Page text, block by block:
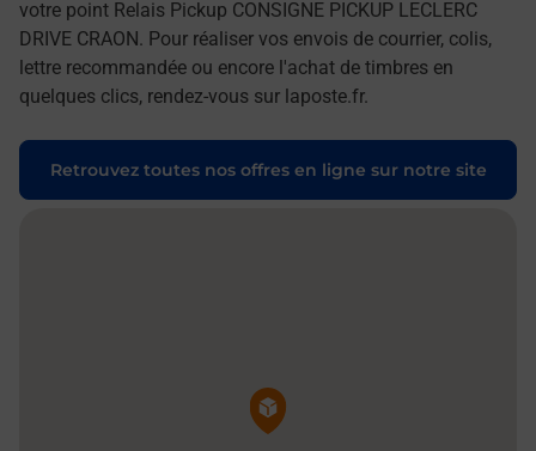
votre point Relais Pickup CONSIGNE PICKUP LECLERC
DRIVE CRAON. Pour réaliser vos envois de courrier, colis,
lettre recommandée ou encore l'achat de timbres en
quelques clics, rendez-vous sur laposte.fr.
Retrouvez toutes nos offres en ligne sur notre site
Pin de la carte